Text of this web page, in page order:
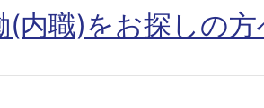
(内職)をお探しの方